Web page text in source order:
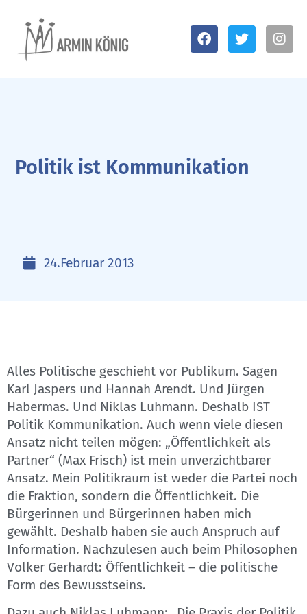
Politik ist Kommunikation
24.Februar 2013
Alles Politische geschieht vor Publikum. Sagen
Karl Jaspers und Hannah Arendt. Und Jürgen
Habermas. Und Niklas Luhmann. Deshalb IST
Politik Kommunikation. Auch wenn viele diesen
Ansatz nicht teilen mögen: „Öffentlichkeit als
Partner“ (Max Frisch) ist mein unverzichtbarer
Ansatz. Mein Politikraum ist weder die Partei noch
die Fraktion, sondern die Öffentlichkeit. Die
Bürgerinnen und Bürgerinnen haben mich
gewählt. Deshalb haben sie auch Anspruch auf
Information. Nachzulesen auch beim Philosophen
Volker Gerhardt: Öffentlichkeit – die politische
Form des Bewusstseins.